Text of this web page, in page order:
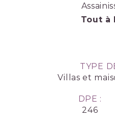
Tout à
TYPE
Villas et
DPE :
246